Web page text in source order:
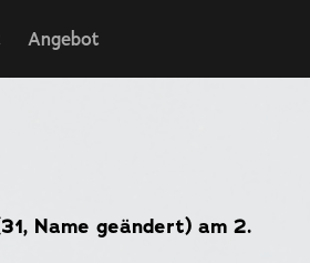
Angebot
Name geändert) am 2.